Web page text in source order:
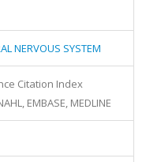
NERVOUS SYSTEM
Citation Index
EMBASE, MEDLINE